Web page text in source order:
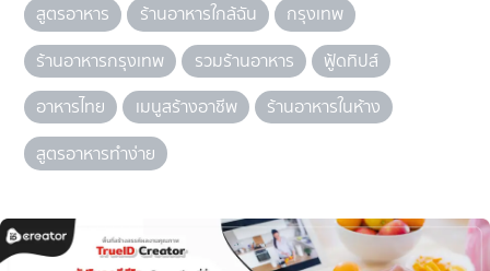
สูตรอาหาร ร้านอาหารใกล้ฉัน
กรุงเทพ
ร้านอาหารกรุงเทพ
รวมร้านอาหาร
ฟู้ดทิปส์
อาหารไทย
เมนูสร้างอาชีพ
ร้านอาหารในห้าง
สูตรอาหารทำง่าย